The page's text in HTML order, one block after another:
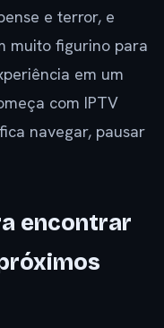
e terror, e
muito figurino para
em um
com IPTV
navegar, pausar
encontrar